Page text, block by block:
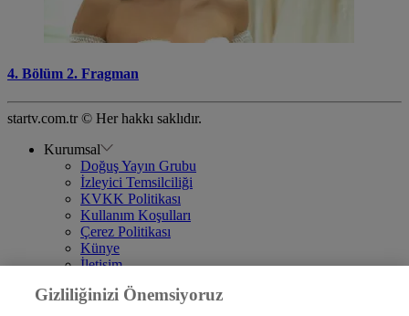
4. Bölüm 2. Fragman
startv.com.tr © Her hakkı saklıdır.
Kurumsal
Doğuş Yayın Grubu
İzleyici Temsilciliği
KVKK Politikası
Kullanım Koşulları
Çerez Politikası
Künye
İletişim
DYG Televizyonlar
Gizliliğinizi Önemsiyoruz